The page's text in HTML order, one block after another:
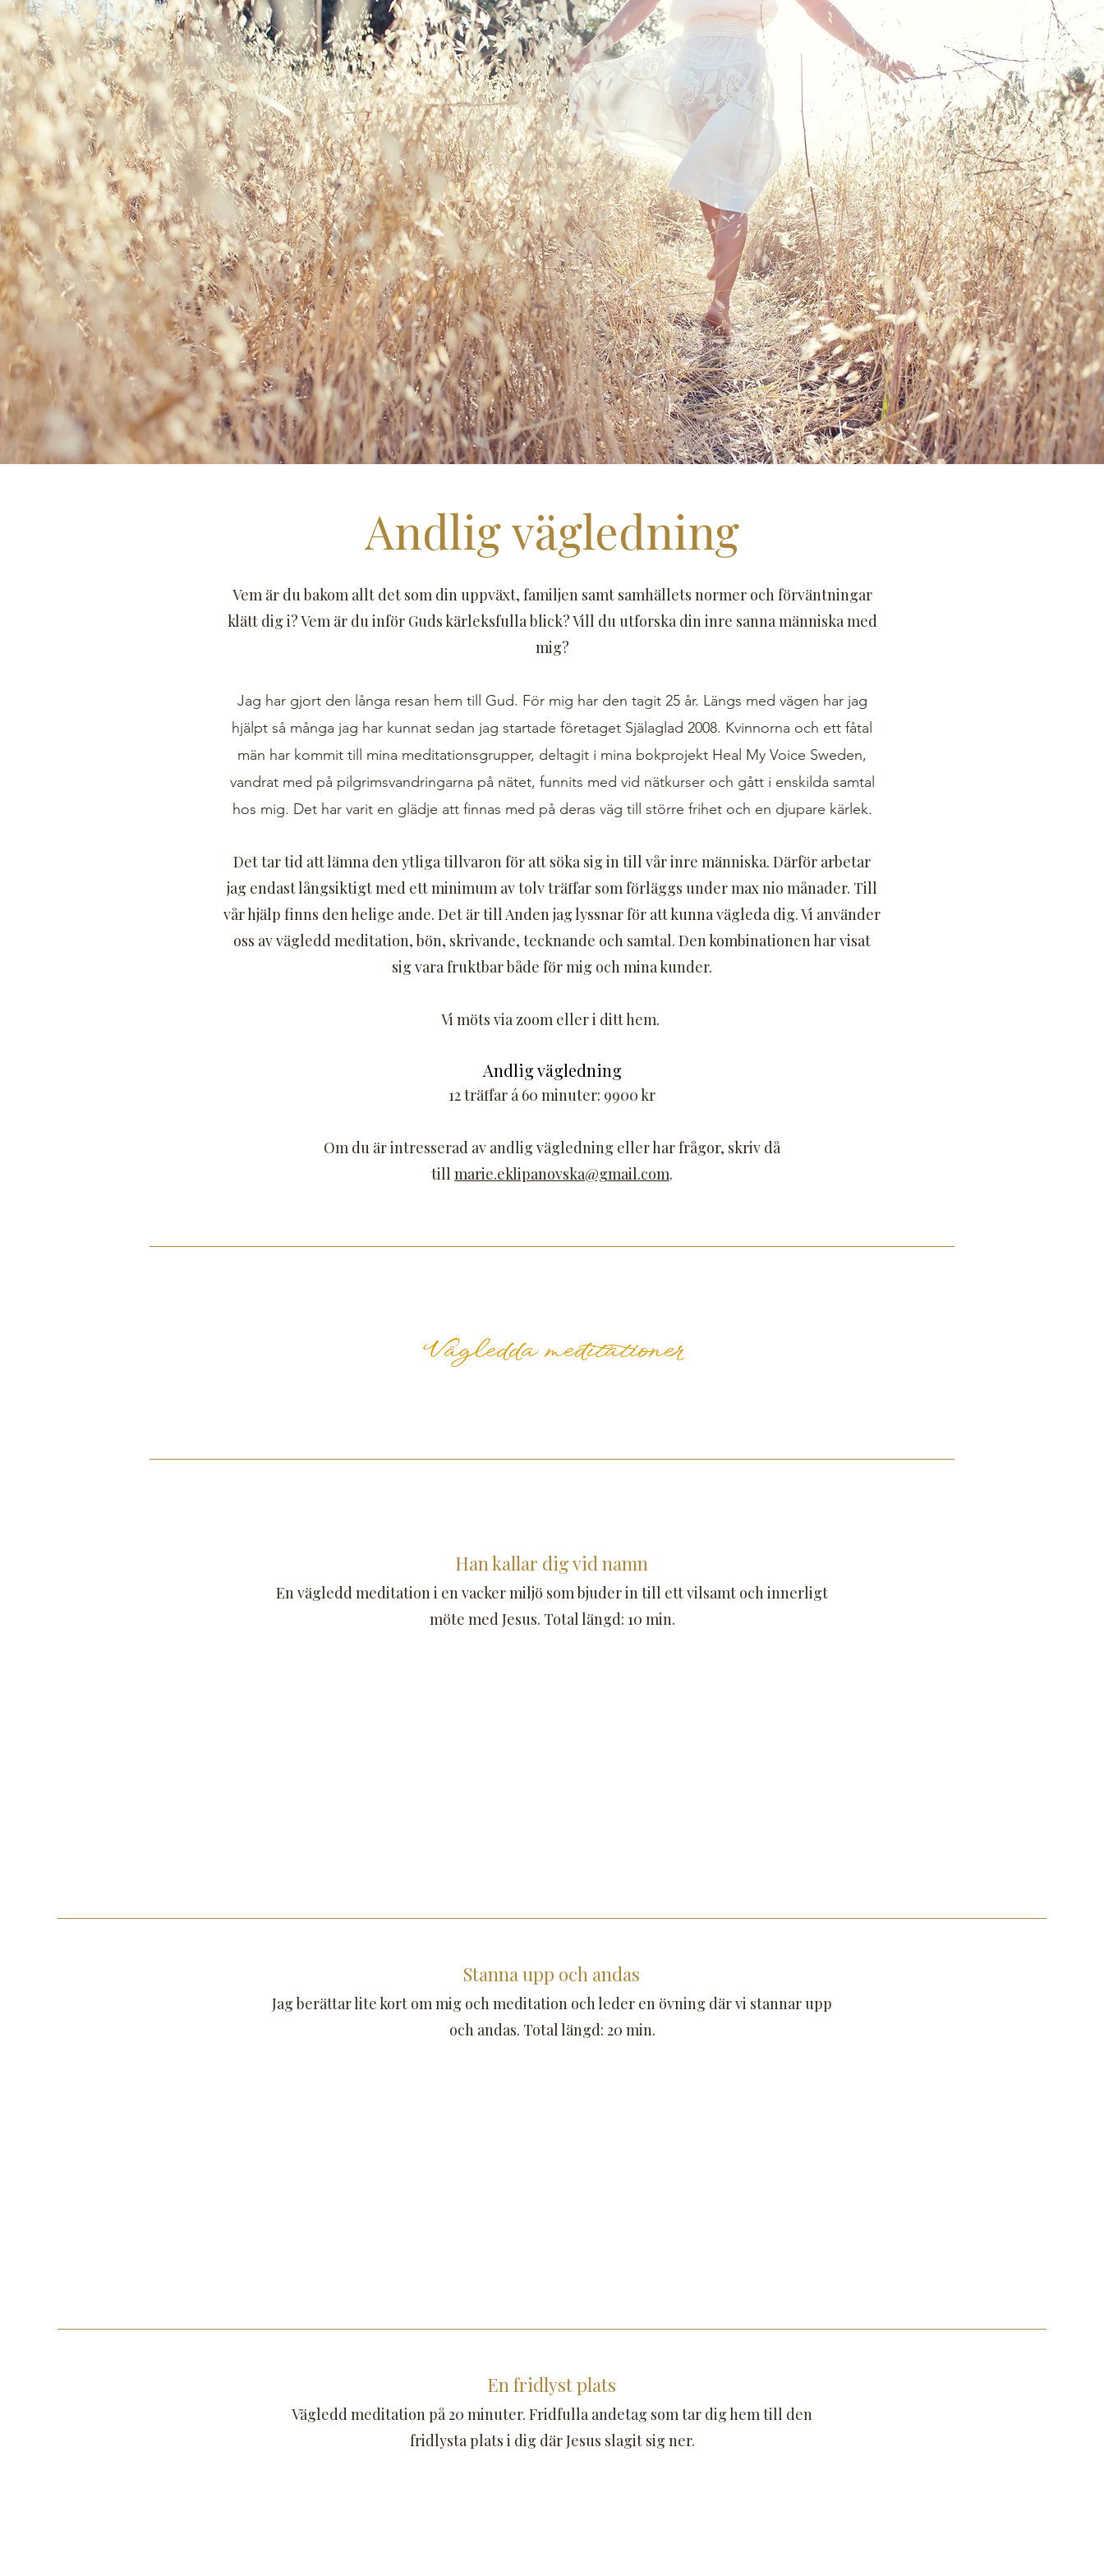
Andlig vägledning
Vem är du bakom allt det som din uppväxt, familjen samt samhällets normer och förväntningar
klätt dig i? Vem är du inför Guds kärleksfulla blick? Vill du utforska din inre sanna människa med
mig?
Jag har gjort den långa resan hem till Gud. För mig har den tagit 25 år. Längs med vägen har jag
hjälpt så många jag har kunnat sedan jag startade företaget Själaglad 2008. Kvinnorna och ett fåtal
män har kommit till mina meditationsgrupper, deltagit i mina bokprojekt Heal My Voice Sweden,
vandrat med på pilgrimsvandringarna på nätet, funnits med vid nätkurser och gått i enskilda samtal
hos mig. Det har varit en glädje att finnas med på deras väg till större frihet och en djupare kärlek.
Det tar tid att lämna den ytliga tillvaron för att söka sig in till vår inre människa. Därför arbetar
jag endast långsiktigt med ett minimum av tolv träffar som förläggs under max nio månader. Till
vår hjälp finns den helige ande. Det är till Anden jag lyssnar för att kunna vägleda dig. Vi använder
oss av vägledd meditation, bön, skrivande, tecknande och samtal. Den kombinationen har visat
sig vara fruktbar både för mig och mina kunder.
Vi möts via zoom eller i ditt hem.
Andlig vägledning
12 träffar á 60 minuter: 9900 kr
Om du är intresserad av andlig vägledning eller har frågor, skriv då
till marie.eklipanovska@gmail.com.
Vägledda meditationer
Han kallar dig vid namn
En vägledd meditation i en vacker miljö som bjuder in till ett vilsamt och innerligt
möte med Jesus. Total längd: 10 min.
Stanna upp och andas
Jag berättar lite kort om mig och meditation och leder en övning där vi stannar upp
och andas. Total längd: 20 min.
En fridlyst plats
Vägledd meditation på 20 minuter. Fridfulla andetag som tar dig hem till den
fridlysta plats i dig där Jesus slagit sig ner.